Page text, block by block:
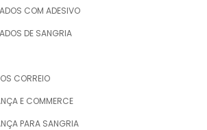
COM ADESIVO
DE SANGRIA
CORREIO
E COMMERCE
PARA SANGRIA